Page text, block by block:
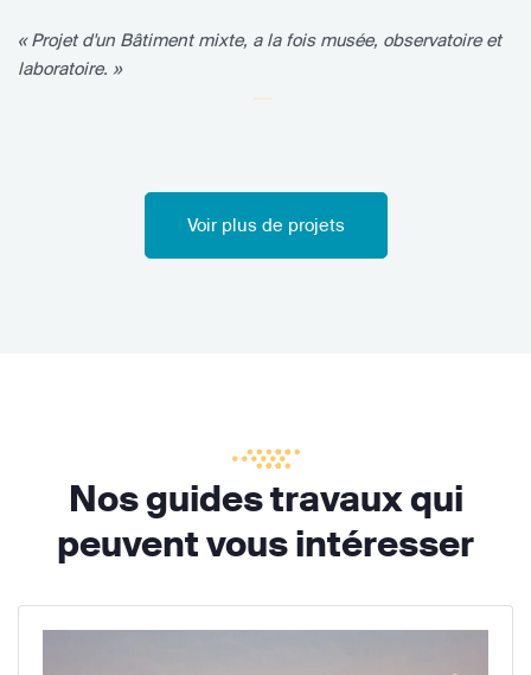
« Projet d'un Bâtiment mixte, a la fois musée, observatoire et
laboratoire. »
Voir plus de projets
Nos guides travaux qui
peuvent vous intéresser